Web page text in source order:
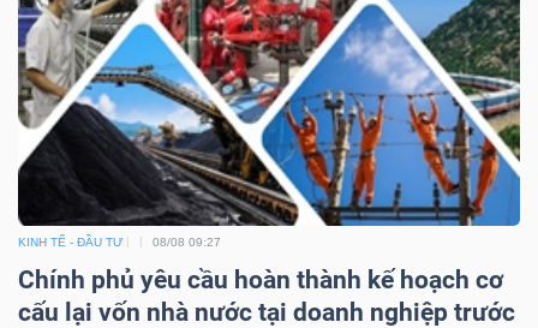
KINH TẾ - ĐẦU TƯ 08/08 09:27
Chính phủ yêu cầu hoàn thành kế hoạch cơ
cấu lại vốn nhà nước tại doanh nghiệp trước